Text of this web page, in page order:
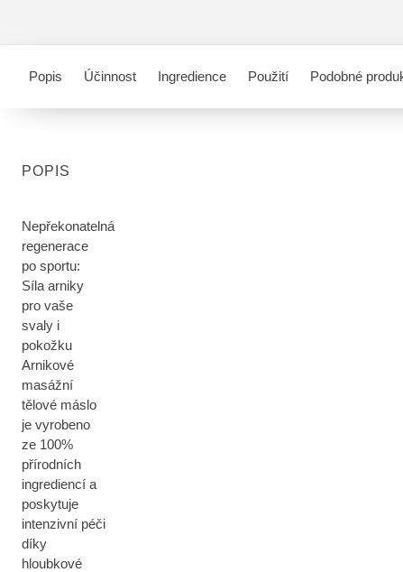
Popis Účinnost Ingredience Použití Podobné
POPIS
Nepřekonatelná
regenerace
po sportu:
Síla arniky
pro vaše
svaly i
pokožku
Arnikové
masážní
tělové máslo
je vyrobeno
ze 100%
přírodních
ingrediencí a
poskytuje
intenzivní péči
díky
hloubkové